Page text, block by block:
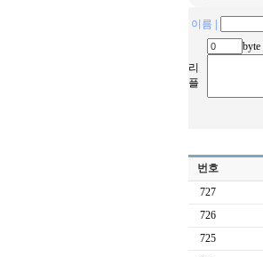
이름
byte
리
플
번호
727
726
725